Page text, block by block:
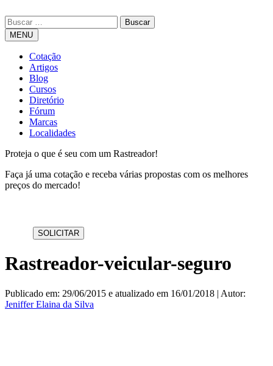
MENU
Cotação
Artigos
Blog
Cursos
Diretório
Fórum
Marcas
Localidades
Proteja o que é seu com um Rastreador!
Faça já uma cotação e receba várias propostas com os melhores
preços do mercado!
Rastreador-veicular-seguro
Publicado em: 29/06/2015 e atualizado em 16/01/2018 | Autor:
Jeniffer Elaina da Silva